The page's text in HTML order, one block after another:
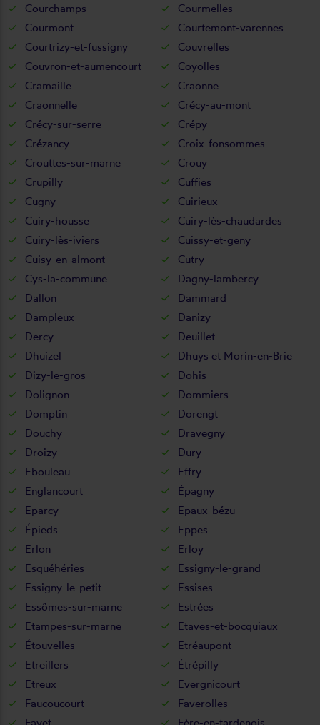
Courchamps
Courmelles
Courmont
Courtemont-varennes
Courtrizy-et-fussigny
Couvrelles
Couvron-et-aumencourt
Coyolles
Cramaille
Craonne
Craonnelle
Crécy-au-mont
Crécy-sur-serre
Crépy
Crézancy
Croix-fonsommes
Crouttes-sur-marne
Crouy
Crupilly
Cuffies
Cugny
Cuirieux
Cuiry-housse
Cuiry-lès-chaudardes
Cuiry-lès-iviers
Cuissy-et-geny
Cuisy-en-almont
Cutry
Cys-la-commune
Dagny-lambercy
Dallon
Dammard
Dampleux
Danizy
Dercy
Deuillet
Dhuizel
Dhuys et Morin-en-Brie
Dizy-le-gros
Dohis
Dolignon
Dommiers
Domptin
Dorengt
Douchy
Dravegny
Droizy
Dury
Ebouleau
Effry
Englancourt
Épagny
Eparcy
Epaux-bézu
Épieds
Eppes
Erlon
Erloy
Esquéhéries
Essigny-le-grand
Essigny-le-petit
Essises
Essômes-sur-marne
Estrées
Etampes-sur-marne
Etaves-et-bocquiaux
Étouvelles
Etréaupont
Etreillers
Étrépilly
Etreux
Evergnicourt
Faucoucourt
Faverolles